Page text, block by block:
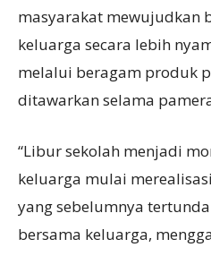
masyarakat mewujudkan
keluarga secara lebih
melalui beragam produk
ditawarkan selama
“Libur sekolah menjadi
keluarga mulai
yang sebelumnya
bersama keluarga,